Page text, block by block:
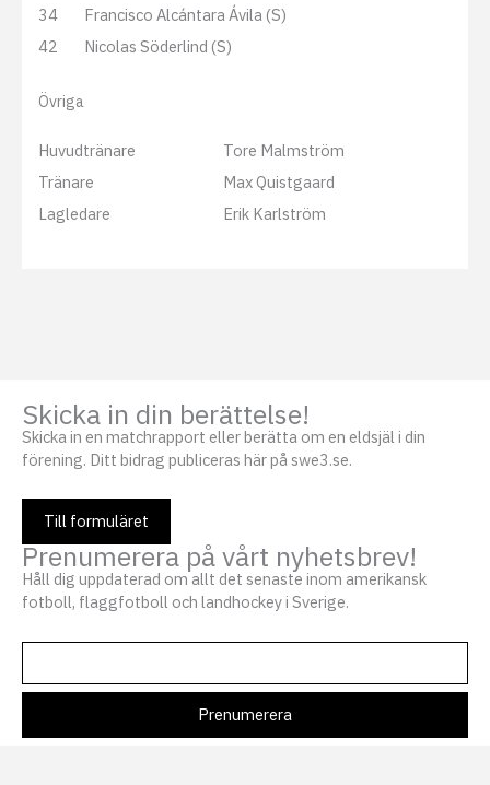
34
Francisco Alcántara Ávila (S)
42
Nicolas Söderlind (S)
Övriga
Huvudtränare
Tore Malmström
Tränare
Max Quistgaard
Lagledare
Erik Karlström
Skicka in din berättelse!
Skicka in en matchrapport eller berätta om en eldsjäl i din
förening. Ditt bidrag publiceras här på swe3.se.
Till formuläret
Prenumerera på vårt nyhetsbrev!
Håll dig uppdaterad om allt det senaste inom amerikansk
fotboll, flaggfotboll och landhockey i Sverige.